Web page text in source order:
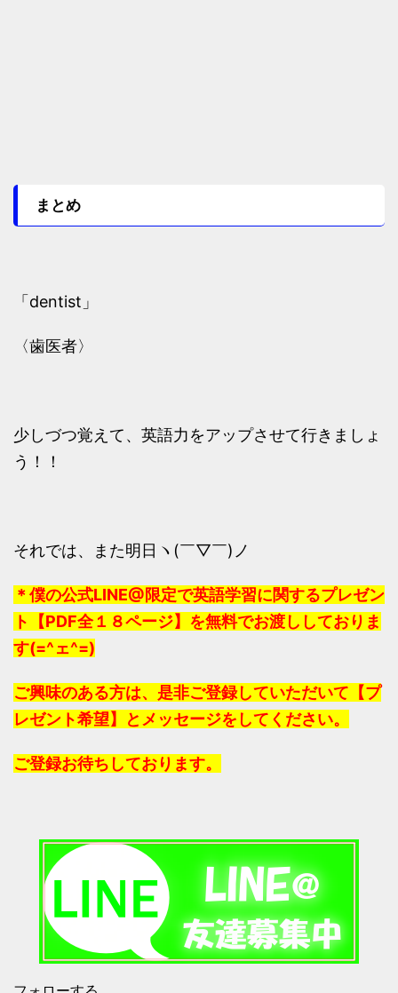
まとめ
「dentist」
〈歯医者〉
少しづつ覚えて、英語力をアップさせて行きましょ
う！！
それでは、また明日ヽ(￣▽￣)ノ
＊僕の公式LINE@限定で英語学習に関するプレゼン
ト【PDF全１８ページ】を無料でお渡ししておりま
す(=^ェ^=)
ご興味のある方は、是非ご登録していただいて【プ
レゼント希望】とメッセージをしてください。
ご登録お待ちしております。